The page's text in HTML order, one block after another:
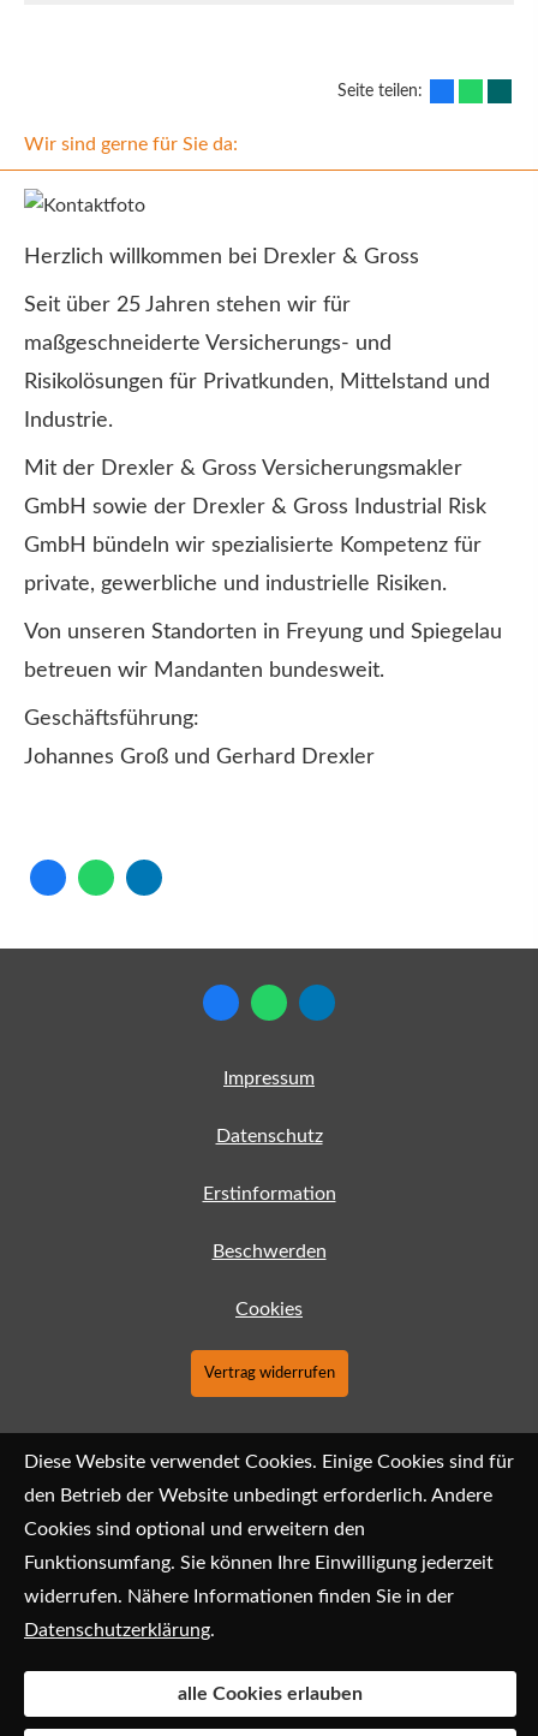
Seite teilen:
Wir sind gerne für Sie da:
Herzlich willkommen bei Drexler & Gross
Seit über 25 Jahren stehen wir für
maßgeschneiderte Versicherungs- und
Risikolösungen für Privatkunden, Mittelstand und
Industrie.
Mit der Drexler & Gross Ver­sicherungs­makler
GmbH sowie der Drexler & Gross Industrial Risk
GmbH bündeln wir spezialisierte Kompetenz für
private, gewerbliche und industrielle Risiken.
Von unseren Standorten in Freyung und Spiegelau
betreuen wir Mandanten bundesweit.
Geschäftsführung:
Johannes Groß und Gerhard Drexler
Impressum
Datenschutz
Erstinformation
Beschwerden
Cookies
Vertrag widerrufen
Diese Website verwendet Cookies. Einige Cookies sind für
den Betrieb der Website unbedingt erforderlich. Andere
Cookies sind optional und erweitern den
Funktionsumfang. Sie können Ihre Einwilligung jederzeit
widerrufen. Nähere Informationen finden Sie in der
Datenschutzerklärung.
alle Cookies erlauben